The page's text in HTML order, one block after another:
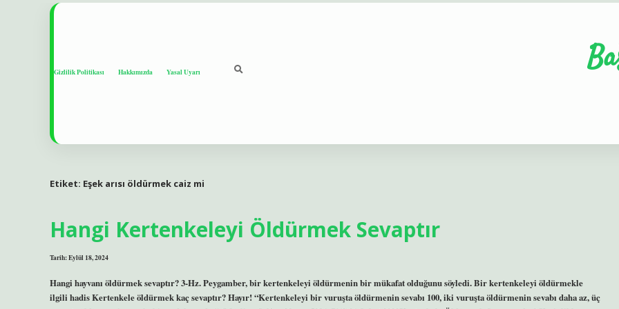
Gizlilik Politikası Hakkımızda Yasal Uyarı
Etiket: Eşek arısı öldürmek caiz mi
Hangi Kertenkeleyi Öldürmek Sevaptır
Tarih: Eylül 18, 2024
Hangi hayvanı öldürmek sevaptır? 3-Hz. Peygamber, bir kertenkeleyi öldürmenin bir mükafat olduğunu söyledi. Bir kertenkeleyi öldürmekle
ilgili hadis Kertenkele öldürmek kaç sevaptır? Hayır! “Kertenkeleyi bir vuruşta öldürmenin sevabı 100, iki vuruşta öldürmenin sevabı daha az, üç